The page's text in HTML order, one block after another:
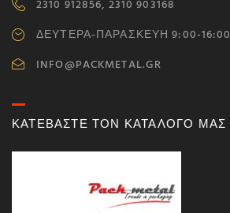
2310 912856, 2310 903168
ΔΕΥΤΕΡΑ-ΠΑΡΑΣΚΕΥΗ 9:00-16:00
INFO@PACKMETAL.GR
ΚΑΤΕΒΑΣΤΕ ΤΟΝ ΚΑΤΑΛΟΓΟ ΜΑΣ